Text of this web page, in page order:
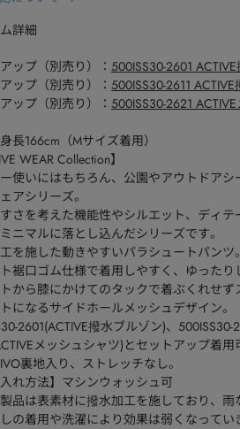
詳細
ップ（別売り）： 500ISS30-2601
ップ（別売り）： 500ISS30-2611
ップ（別売り）： 500ISS30-2621
長166cm（Mサイズ着用）
WEAR Collection】
使いにはもちろん、公園やアウトドア
アシリーズ。
さを考えた機能性やシルエット、ディ
ニマルに落とし込んだシリーズです。
を施した動きやすいパラシュートパンツ。
裾口ゴム仕様で着用しやすく、ゆったり
から膝にかけてのタックで着ぶくれせず
になるサイドホールメッシュデザイン。
2601(ACTIVE撥水ブルゾン)、
メッシュシャツ)とセットアップ着用
裏地入り、ストレッチなし。
入れ方法】マシンウォッシュ可
品は表素材に撥水加工を施しており、雨
の着用や洗濯により効果は弱くなってい